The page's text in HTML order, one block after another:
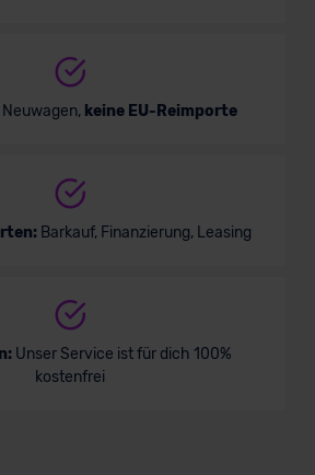
keine EU-Reimporte
Barkauf, Finanzierung, Leasing
Unser Service ist für dich 100%
kostenfrei